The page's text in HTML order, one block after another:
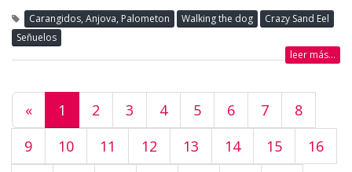
Carangidos, Anjova, Palometon Walking the dog
Crazy Sand Eel
Señuelos
leer más...
« 1 2 3 4 5 6 7
8
9
10 11 12 13 14 15
16